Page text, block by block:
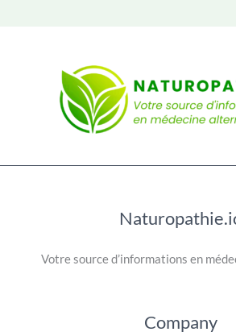
Votre source d’informations en
Company